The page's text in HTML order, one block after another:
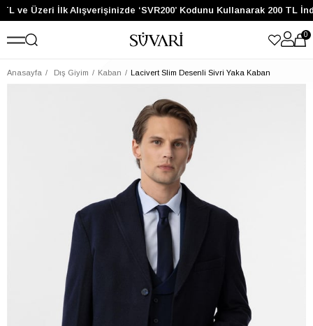
ve Üzeri İlk Alışverişinizde ‘SVR200’ Kodunu Kullanarak 200 TL
0
Anasayfa Dış Giyim Kaban Lacivert Slim Desenli Sivri Yaka Kaban